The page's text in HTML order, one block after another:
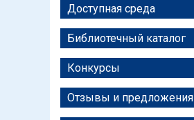
Доступная среда
Библиотечный каталог
Конкурсы
Отзывы и предложения